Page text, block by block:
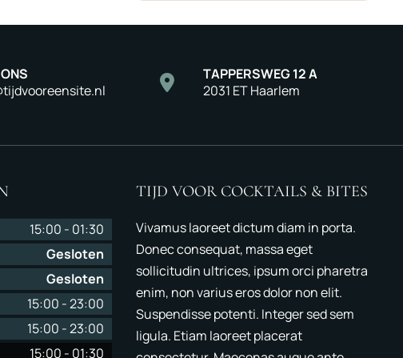
TAPPERSWEG 12 A
2031 ET Haarlem
15:00 - 01:30
Gesloten
Gesloten
15:00 -23:00
15:00 -23:00
15:00 - 01:30
TIJD VOOR COCKTAILS & BITES
Vivamus laoreet dictum diam in porta.
Donec consequat, massa eget
sollicitudin ultrices, ipsum orci pharetra
enim, non varius eros dolor non elit.
Suspendisse potenti. Integer sed sem
ligula. Etiam laoreet placerat